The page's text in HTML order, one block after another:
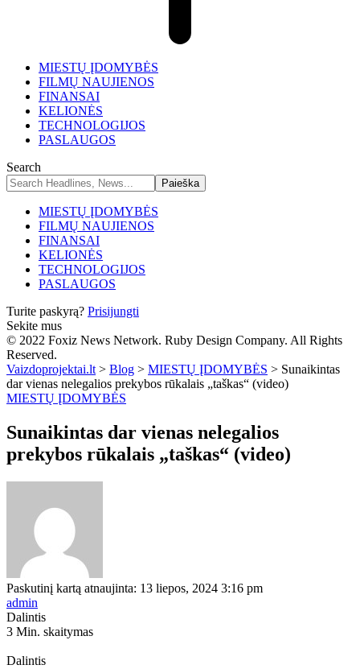
MIESTŲ ĮDOMYBĖS
FILMŲ NAUJIENOS
FINANSAI
KELIONĖS
TECHNOLOGIJOS
PASLAUGOS
Search
MIESTŲ ĮDOMYBĖS
FILMŲ NAUJIENOS
FINANSAI
KELIONĖS
TECHNOLOGIJOS
PASLAUGOS
Turite paskyrą? Prisijungti
Sekite mus
© 2022 Foxiz News Network. Ruby Design Company. All Rights
Reserved.
Vaizdoprojektai.lt > Blog > MIESTŲ ĮDOMYBĖS > Sunaikintas
dar vienas nelegalios prekybos rūkalais „taškas“ (video)
MIESTŲ ĮDOMYBĖS
Sunaikintas dar vienas nelegalios
prekybos rūkalais „taškas“ (video)
Paskutinį kartą atnaujinta: 13 liepos, 2024 3:16 pm
admin
Dalintis
3 Min. skaitymas
Dalintis